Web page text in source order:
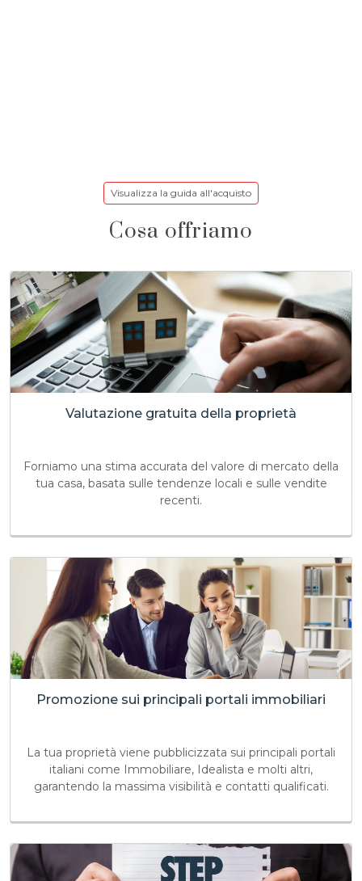
Visualizza la guida all'acquisto
Cosa offriamo
Valutazione gratuita della proprietà
Forniamo una stima accurata del valore di mercato della
tua casa, basata sulle tendenze locali e sulle vendite
recenti.
Promozione sui principali portali immobiliari
La tua proprietà viene pubblicizzata sui principali portali
italiani come Immobiliare, Idealista e molti altri,
garantendo la massima visibilità e contatti qualificati.